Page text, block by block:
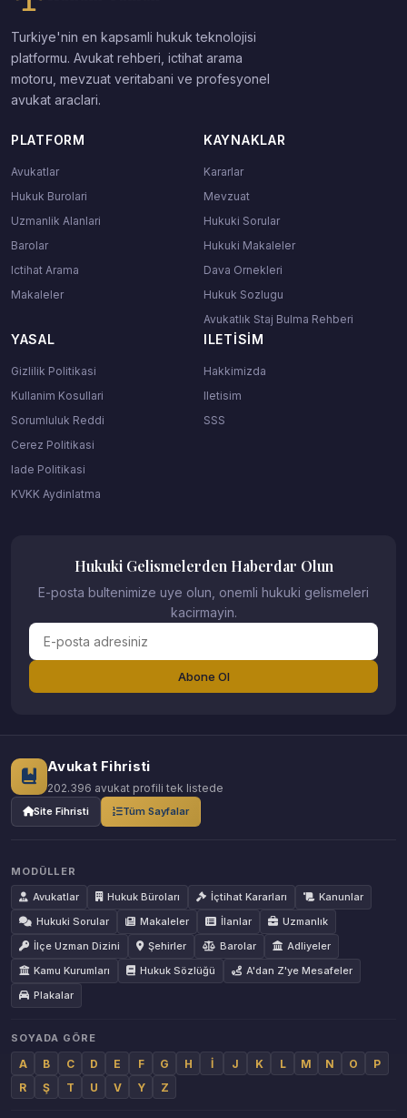
Turkiye'nin en kapsamli hukuk teknolojisi
platformu. Avukat rehberi, ictihat arama
motoru, mevzuat veritabani ve profesyonel
avukat araclari.
PLATFORM
Avukatlar
Hukuk Burolari
Uzmanlik Alanlari
Barolar
Ictihat Arama
Makaleler
KAYNAKLAR
Kararlar
Mevzuat
Hukuki Sorular
Hukuki Makaleler
Dava Ornekleri
Hukuk Sozlugu
Avukatlık Staj Bulma Rehberi
YASAL
Gizlilik Politikasi
Kullanim Kosullari
Sorumluluk Reddi
Cerez Politikasi
Iade Politikasi
KVKK Aydinlatma
ILETISIM
Hakkimizda
Iletisim
SSS
Hukuki Gelismelerden Haberdar Olun
E-posta bultenimize uye olun, onemli hukuki gelismeleri
kacirmayin.
Abone Ol
Avukat Fihristi
202.396 avukat profili tek listede
Site Fihristi Tüm Sayfalar
MODÜLLER
Avukatlar
Hukuk Büroları İçtihat Kararları
Kanunlar
Hukuki Sorular
Makaleler İlanlar
Uzmanlık
İlçe Uzman Dizini
Şehirler Barolar
Adliyeler
Kamu Kurumları
Hukuk Sözlüğü
A'dan Z'ye Mesafeler
Plakalar
SOYADA GÖRE
A B C D E F G H İ J K L M N O
P
R
Ş T U V Y Z